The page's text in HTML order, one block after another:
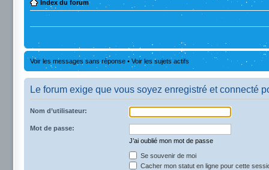
Index du forum
Voir les messages sans réponse • Voir les sujets actifs
Le forum exige que vous soyez enregistré et connecté
Nom d’utilisateur:
Mot de passe:
J’ai oublié mon mot de passe
Se souvenir de moi
Cacher mon statut en ligne pour cette